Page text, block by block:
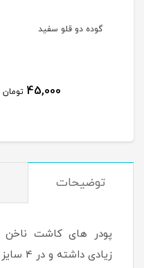
گوده دو قلو سفید
45,000 تومان
توضیحات